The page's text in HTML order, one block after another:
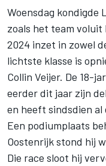
Woensdag kondigde
zoals het team
2024 inzet in zowel
lichtste klasse is
Collin Veijer. De 18-
eerder dit jaar zijn
en heeft sindsdien al
Een podiumplaats
Oostenrijk stond hij
Die race sloot hij